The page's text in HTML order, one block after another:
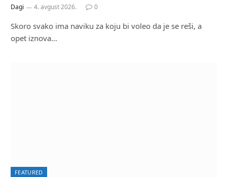
Dagi 4. avgust 2026. 0
Skoro svako ima naviku za koju bi voleo da je se reši, a
opet iznova…
FEATURED